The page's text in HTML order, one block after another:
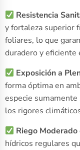
Resistencia
y fortaleza superior
foliares, lo que
duradero y eficiente
Exposición a
forma óptima en
especie
los rigores
Riego Moderado
hídricos regulares